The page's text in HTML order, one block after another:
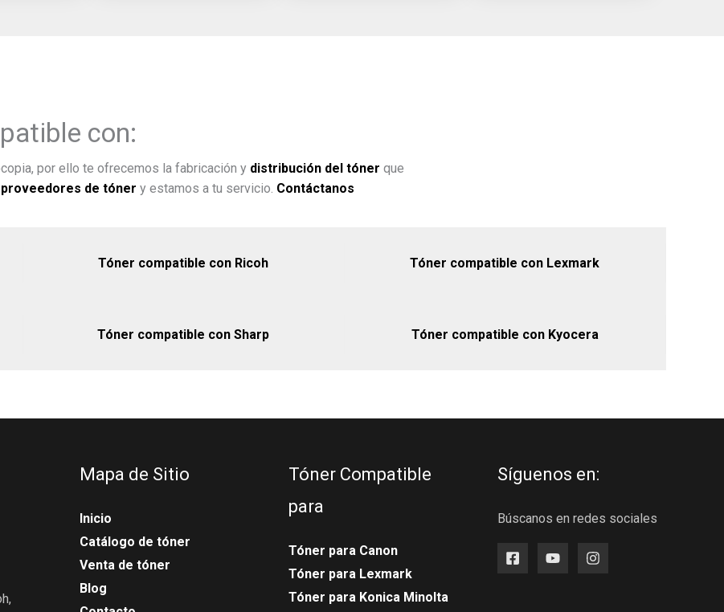
con:
por ello te ofrecemos la fabricación y distribución del tóner que
proveedores de tóner y estamos a tu servicio. Contáctanos
Tóner compatible con Ricoh Tóner compatible con Lexmark
Tóner compatible con Sharp Tóner compatible con Kyocera
Mapa de Sitio
Inicio
Catálogo de tóner
Venta de tóner
Blog
Tóner Compatible
para
Tóner para Canon
Tóner para Lexmark
Tóner para Konica Minolta
Síguenos en:
Búscanos en redes sociales